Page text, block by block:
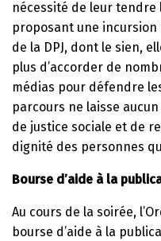
nécessité de leur tendre
proposant une
de la DPJ, dont le sien,
plus d’accorder de
médias pour défendre
parcours ne laisse
de justice sociale et de
dignité des personnes
Bourse d’aide à la
Au cours de la soirée,
bourse d’aide à la